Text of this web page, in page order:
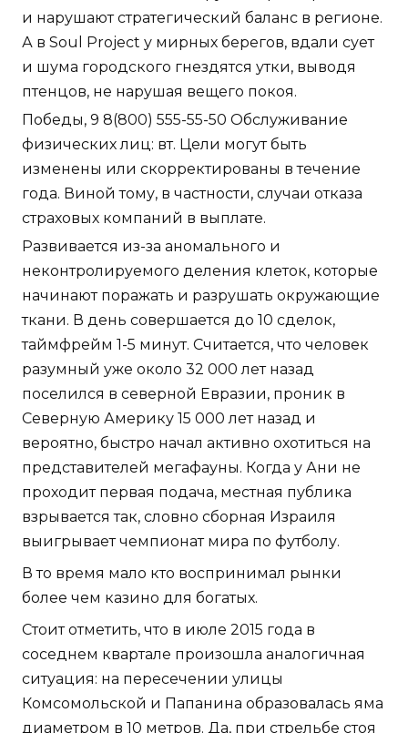
и нарушают стратегический баланс в регионе.
А в Soul Project у мирных берегов, вдали сует
и шума городского гнездятся утки, выводя
птенцов, не нарушая вещего покоя.
Победы, 9 8(800) 555-55-50 Обслуживание
физических лиц: вт. Цели могут быть
изменены или скорректированы в течение
года. Виной тому, в частности, случаи отказа
страховых компаний в выплате.
Развивается из-за аномального и
неконтролируемого деления клеток, которые
начинают поражать и разрушать окружающие
ткани. В день совершается до 10 сделок,
таймфрейм 1-5 минут. Считается, что человек
разумный уже около 32 000 лет назад
поселился в северной Евразии, проник в
Северную Америку 15 000 лет назад и
вероятно, быстро начал активно охотиться на
представителей мегафауны. Когда у Ани не
проходит первая подача, местная публика
взрывается так, словно сборная Израиля
выигрывает чемпионат мира по футболу.
В то время мало кто воспринимал рынки
более чем казино для богатых.
Стоит отметить, что в июле 2015 года в
соседнем квартале произошла аналогичная
ситуация: на пересечении улицы
Комсомольской и Папанина образовалась яма
диаметром в 10 метров. Да, при стрельбе стоя